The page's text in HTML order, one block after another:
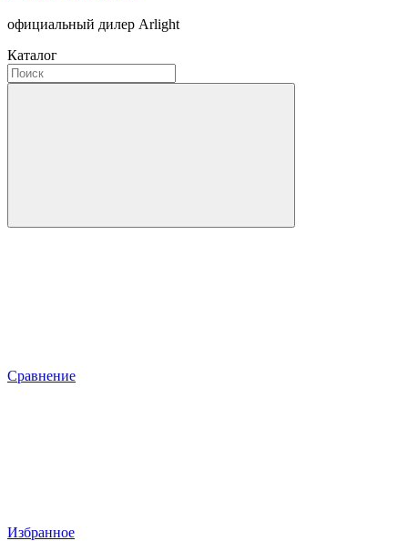
официальный дилер Arlight
Каталог
Сравнение
Избранное